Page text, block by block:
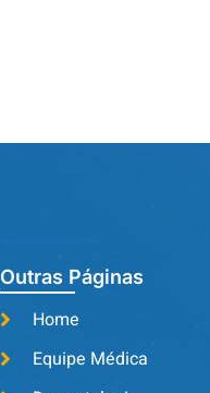
Outras Páginas
Home
Equipe Médica